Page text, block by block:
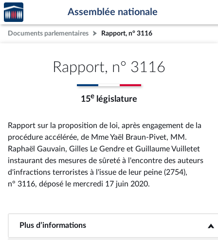
Aller au contenu
Aller en bas de la page
Accèder
à la
page
d'accueil
Assemblée nationale
Documents parlementaires Rapport, n° 3116
Rapport, n° 3116
15e législature
Rapport sur la proposition de loi, après engagement de la
procédure accélérée, de Mme Yaël Braun-Pivet, MM.
Raphaël Gauvain, Gilles Le Gendre et Guillaume Vuilletet
instaurant des mesures de sûreté à l'encontre des auteurs
d'infractions terroristes à l'issue de leur peine (2754),
n° 3116, déposé le mercredi 17 juin 2020.
Plus d’informations<b>Plus d’informations</b>